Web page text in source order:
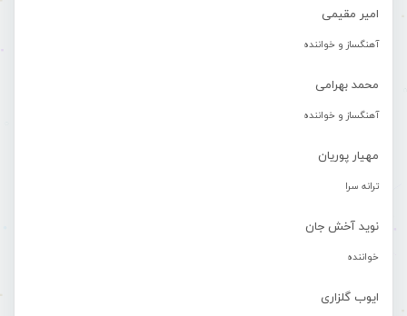
امیر مقیمی
آهنگساز و خواننده
محمد بهرامی
آهنگساز و خواننده
مهیار پوریان
ترانه سرا
نوید آخش جان
خواننده
ایوب گلزاری